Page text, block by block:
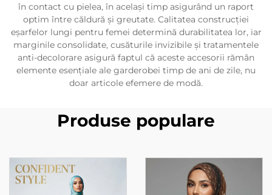
în contact cu pielea, în același timp asigurând un raport
optim între căldură și greutate. Calitatea construcției
eșarfelor lungi pentru femei determină durabilitatea lor, iar
marginile consolidate, cusăturile invizibile și tratamentele
anti-decolorare asigură faptul că aceste accesorii rămân
elemente esențiale ale garderobei timp de ani de zile, nu
doar articole efemere de modă.
Produse populare